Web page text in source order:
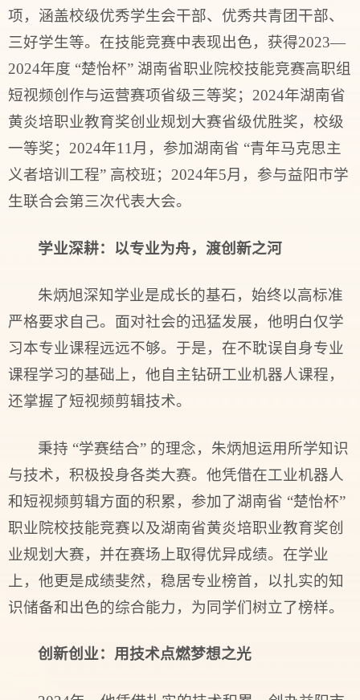
项，涵盖校级优秀学生会干部、优秀共青团干部、
三好学生等。在技能竞赛中表现出色，获得2023—
2024年度 “楚怡杯” 湖南省职业院校技能竞赛高职组
短视频创作与运营赛项省级三等奖；2024年湖南省
黄炎培职业教育奖创业规划大赛省级优胜奖，校级
一等奖；2024年11月，参加湖南省 “青年马克思主
义者培训工程” 高校班；2024年5月，参与益阳市学
生联合会第三次代表大会。
学业深耕： 以专业为舟，渡创新之河
朱炳旭深知学业是成长的基石，始终以高标准
严格要求自己。面对社会的迅猛发展，他明白仅学
习本专业课程远远不够。于是，在不耽误自身专业
课程学习的基础上，他自主钻研工业机器人课程，
还掌握了短视频剪辑技术。
秉持 “学赛结合” 的理念，朱炳旭运用所学知识
与技术，积极投身各类大赛。他凭借在工业机器人
和短视频剪辑方面的积累，参加了湖南省 “楚怡杯”
职业院校技能竞赛以及湖南省黄炎培职业教育奖创
业规划大赛，并在赛场上取得优异成绩。在学业
上，他更是成绩斐然，稳居专业榜首，以扎实的知
识储备和出色的综合能力，为同学们树立了榜样。
创新创业： 用技术点燃梦想之光